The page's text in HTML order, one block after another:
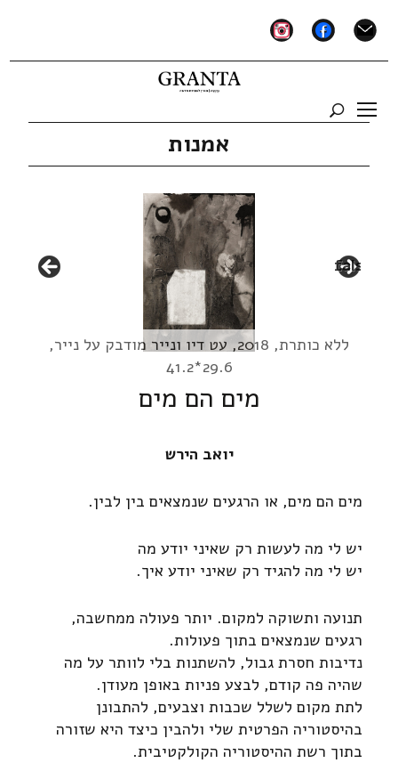
mail
facebook
instagram
אמנות
ללא כותרת, 2018, עט דיו ונייר מודבק על נייר,
29.6*41.2
false
מים הם מים
יואב הירש
מים הם מים, או הרגעים שנמצאים בין לבין.
יש לי מה לעשות רק שאיני יודע מה
יש לי מה להגיד רק שאיני יודע איך.
תנועה ותשוקה למקום. יותר פעולה ממחשבה,
רגעים שנמצאים בתוך פעולות.
נדיבות חסרת גבול, להשתנות בלי לוותר על מה
שהיה פה קודם, לבצע פניות באופן מעודן.
לתת מקום לשלל שכבות וצבעים, להתבונן
בהיסטוריה הפרטית שלי ולהבין כיצד היא שזורה
בתוך רשת ההיסטוריה הקולקטיבית.